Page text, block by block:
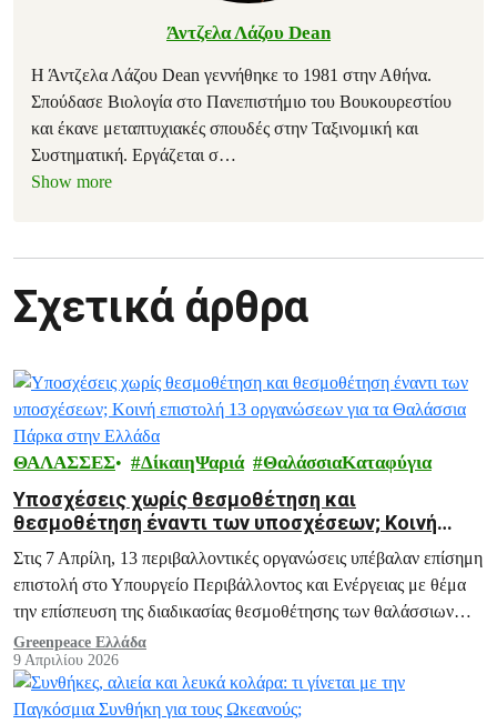
Άντζελα Λάζου Dean
Η Άντζελα Λάζου Dean γεννήθηκε το 1981 στην Αθήνα.
Σπούδασε Βιολογία στο Πανεπιστήμιο του Βουκουρεστίου
και έκανε μεταπτυχιακές σπουδές στην Ταξινομική και
Συστηματική. Εργάζεται σ…
Show more
Σχετικά άρθρα
ΘΑΛΑΣΣΕΣ ΔίκαιηΨαριά ΘαλάσσιαΚαταφύγια
Υποσχέσεις χωρίς θεσμοθέτηση και
θεσμοθέτηση έναντι των υποσχέσεων; Κοινή
επιστολή 13 οργανώσεων για τα Θαλάσσια Πάρκα
στην Ελλάδα
Στις 7 Απρίλη, 13 περιβαλλοντικές οργανώσεις υπέβαλαν επίσημη
επιστολή στο Υπουργείο Περιβάλλοντος και Ενέργειας με θέμα
την επίσπευση της διαδικασίας θεσμοθέτησης των θαλάσσιων
πάρκων Αιγαίου και Ιονίου.
Greenpeace Ελλάδα
9 Απριλίου 2026